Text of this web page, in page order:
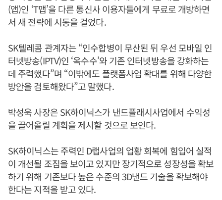
(앱)인 ‘T맵’을 다른 통신사 이용자들에게 무료로 개방하면
서 새 전략에 시동을 걸었다.
SK텔레콤 관계자는 “인수합병이 무산된 뒤 우선 모바일 인
터넷방송(IPTV)인 ‘옥수수’와 기존 인터넷방송을 강화하는
데 주력했다”며 “이밖에도 플랫폼사업 확대를 위해 다양한
방안을 검토해왔다”고 말했다.
박성욱 사장은 SK하이닉스가 낸드플래시사업에서 수익성
을 끌어올릴 계획을 제시할 것으로 보인다.
SK하이닉스는 주력인 D랩사업의 업황 회복에 힘입어 실적
이 개선될 조짐을 보이고 있지만 장기적으로 성장성을 확보
하기 위해 기존보다 높은 수준의 3D낸드 기술을 확보해야
한다는 지적을 받고 있다.